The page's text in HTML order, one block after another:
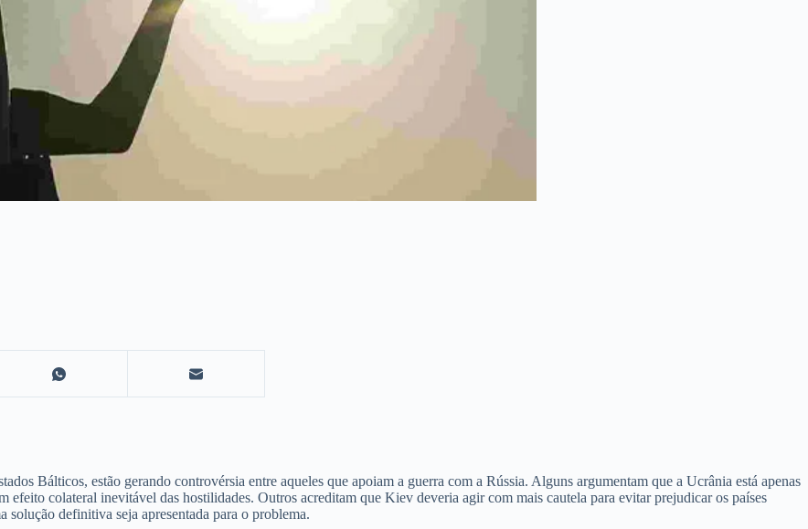
Bálticos, estão gerando controvérsia entre aqueles que apoiam a guerra com a Rússia. Alguns argumentam que a Ucrânia está apenas
efeito colateral inevitável das hostilidades. Outros acreditam que Kiev deveria agir com mais cautela para evitar prejudicar os países
solução definitiva seja apresentada para o problema.